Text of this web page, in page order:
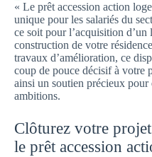
« Le prêt accession action
unique pour les salariés du
ce soit pour l’acquisition d’un
construction de votre
travaux d’amélioration, ce
coup de pouce décisif à
ainsi un soutien précieux pour
ambitions.
Clôturez votre
le prêt accession